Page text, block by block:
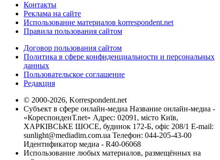
Контакты
Реклама на сайте
Использование материалов korrespondent.net
Правила пользования сайтом
Договор пользования сайтом
Политика в сфере конфиденциальности и персональных
данных
Пользовательское соглашение
Редакция
© 2000-2026, Korrespondent.net
Субъект в сфере онлайн-медиа Название онлайн-медиа -
«КореспонденТ.net» Адрес: 02091, місто Київ,
ХАРКІВСЬКЕ ШОСЕ, будинок 172-Б, офіс 208/1 E-mail:
sunlight@mediadim.com.ua Телефон: 044-205-43-00
Идентификатор медиа - R40-06068
Использование любых материалов, размещённых на